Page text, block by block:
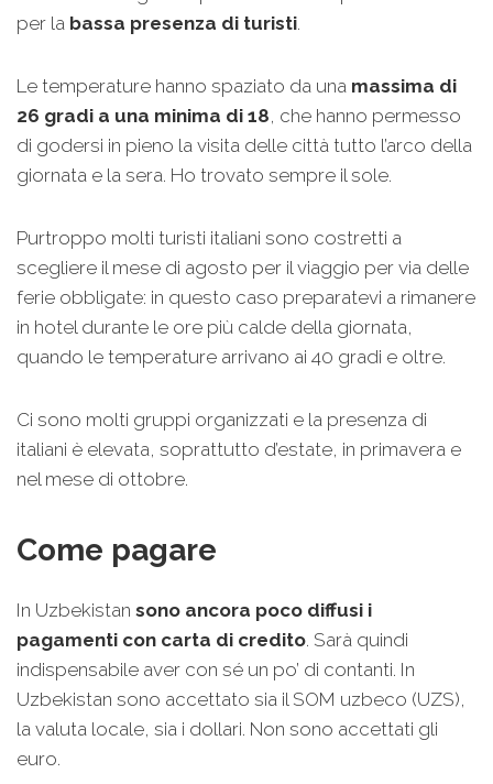
per la bassa presenza di turisti.
Le temperature hanno spaziato da una massima di
26 gradi a una minima di 18, che hanno permesso
di godersi in pieno la visita delle città tutto l’arco della
giornata e la sera. Ho trovato sempre il sole.
Purtroppo molti turisti italiani sono costretti a
scegliere il mese di agosto per il viaggio per via delle
ferie obbligate: in questo caso preparatevi a rimanere
in hotel durante le ore più calde della giornata,
quando le temperature arrivano ai 40 gradi e oltre.
Ci sono molti gruppi organizzati e la presenza di
italiani è elevata, soprattutto d’estate, in primavera e
nel mese di ottobre.
Come pagare
In Uzbekistan sono ancora poco diffusi i
pagamenti con carta di credito. Sarà quindi
indispensabile aver con sé un po’ di contanti. In
Uzbekistan sono accettato sia il SOM uzbeco (UZS),
la valuta locale, sia i dollari. Non sono accettati gli
euro.